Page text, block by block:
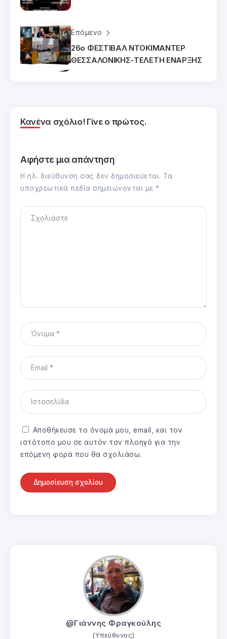
Επόμενο
26ο ΦΕΣΤΙΒΑΛ ΝΤΟΚΙΜΑΝΤΕΡ
ΘΕΣΣΑΛΟΝΙΚΗΣ-ΤΕΛΕΤΗ ΕΝΑΡΞΗΣ
Κανένα σχόλιο! Γίνε ο πρώτος.
Αφήστε μια απάντηση
Η ηλ. διεύθυνση σας δεν δημοσιεύεται. Τα
υποχρεωτικά πεδία σημειώνονται με *
Αποθήκευσε το όνομά μου, email, και τον
ιστότοπο μου σε αυτόν τον πλοηγό για την
επόμενη φορά που θα σχολιάσω.
@Γιάννης Φραγκούλης
(Υπεύθυνος)